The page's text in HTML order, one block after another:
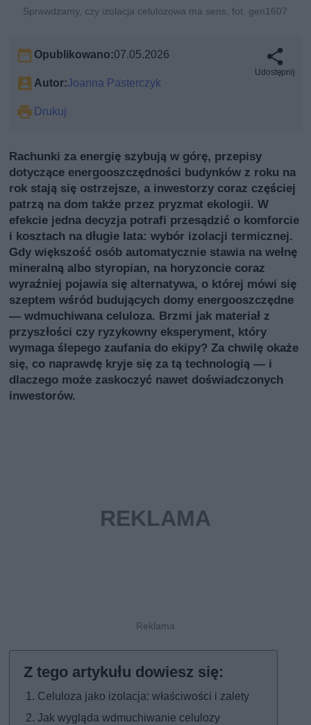
Sprawdzamy, czy izolacja celulozowa ma sens, fot. gen1607
Opublikowano:07.05.2026
Autor:Joanna Pasterczyk
Drukuj
Udostępnij
Rachunki za energię szybują w górę, przepisy
dotyczące energooszczędności budynków z roku na
rok stają się ostrzejsze, a inwestorzy coraz częściej
patrzą na dom także przez pryzmat ekologii. W
efekcie jedna decyzja potrafi przesądzić o komforcie
i kosztach na długie lata: wybór izolacji termicznej.
Gdy większość osób automatycznie stawia na wełnę
mineralną albo styropian, na horyzoncie coraz
wyraźniej pojawia się alternatywa, o której mówi się
szeptem wśród budujących domy energooszczędne
— wdmuchiwana celuloza. Brzmi jak materiał z
przyszłości czy ryzykowny eksperyment, który
wymaga ślepego zaufania do ekipy? Za chwilę okaże
się, co naprawdę kryje się za tą technologią — i
dlaczego może zaskoczyć nawet doświadczonych
inwestorów.
Celuloza jako izolacja: właściwości i zalety
Jak wygląda wdmuchiwanie celulozy